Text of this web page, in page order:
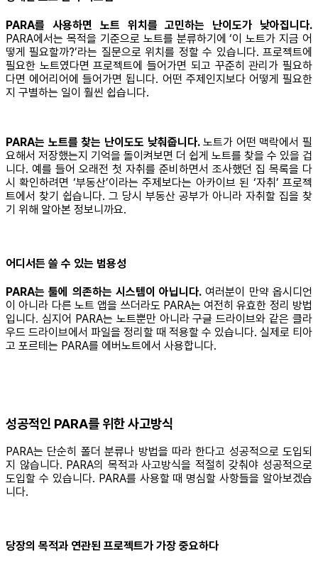
PARA를 사용하면 노트 위치를 고민하는 난이도가 낮아집니다.
PARA에서는 목적을 기준으로 노트를 분류하기에 ‘이 노트가 지금 어
떻게 필요할까?’라는 질문으로 위치를 정할 수 있습니다. 프로젝트에
필요한 노트였다면 프로젝트에 들어가면 되고 꾸준히 관리가 필요하
다면 에어리어에 들어가면 됩니다. 어떤 주제인지보다 어떻게 필요한
지 구별하는 일이 훨씬 쉽습니다.
PARA는 노트를 찾는 난이도도 낮춰줍니다.노트가 어떤 맥락에서 필
요해서 저장했는지 기억을 돌이켜보면 더 쉽게 노트를 찾을 수 있을 겁
니다. 예를 들어 오래전 첫 자취를 준비하면서 조사했던 집 목록을 다
시 확인하려면 ‘부동산’이라는 주제보다는 아카이브 된 ‘자취’ 프로젝
트에서 찾기 쉽습니다. 그 당시 부동산 공부가 아니라 자취할 집을 찾
기 위해 알아본 정보니까요.
어디서든 쓸 수 있는 범용성
PARA는 툴에 의존하는 시스템이 아닙니다. 여러분이 만약 옵시디언
이 아니라 다른 노트 앱을 쓰더라도 PARA는 여전히 유효한 정리 방법
입니다. 심지어 PARA는 노트뿐만 아니라 구글 드라이브와 같은 클라
우드 드라이브에서 파일을 정리할 때 적용할 수 있습니다. 실제로 티아
고 포르테는 PARA를 에버노트에서 사용합니다.
성공적인 PARA를 위한 사고방식
PARA는 단순히 폴더 분류나 방법을 따라 한다고 성공적으로 도입되
지 않습니다. PARA의 목적과 사고방식을 적절히 갖춰야 성공적으로
도입할 수 있습니다. PARA를 사용할 때 명심할 사항들을 알아보겠습
니다.
당장의 목적과 연관된 프로젝트가 가장 중요하다